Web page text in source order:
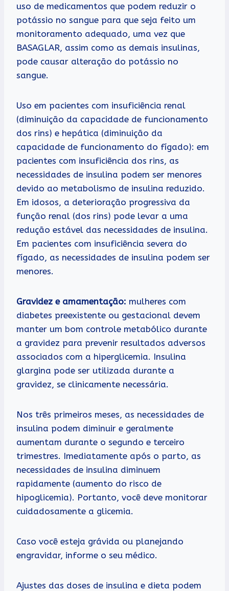
uso de medicamentos que podem reduzir o
potássio no sangue para que seja feito um
monitoramento adequado, uma vez que
BASAGLAR, assim como as demais insulinas,
pode causar alteração do potássio no
sangue.
Uso em pacientes com insuficiência renal
(diminuição da capacidade de funcionamento
dos rins) e hepática (diminuição da
capacidade de funcionamento do fígado): em
pacientes com insuficiência dos rins, as
necessidades de insulina podem ser menores
devido ao metabolismo de insulina reduzido.
Em idosos, a deterioração progressiva da
função renal (dos rins) pode levar a uma
redução estável das necessidades de insulina.
Em pacientes com insuficiência severa do
fígado, as necessidades de insulina podem ser
menores.
Gravidez e amamentação: mulheres com
diabetes preexistente ou gestacional devem
manter um bom controle metabólico durante
a gravidez para prevenir resultados adversos
associados com a hiperglicemia. Insulina
glargina pode ser utilizada durante a
gravidez, se clinicamente necessária.
Nos três primeiros meses, as necessidades de
insulina podem diminuir e geralmente
aumentam durante o segundo e terceiro
trimestres. Imediatamente após o parto, as
necessidades de insulina diminuem
rapidamente (aumento do risco de
hipoglicemia). Portanto, você deve monitorar
cuidadosamente a glicemia.
Caso você esteja grávida ou planejando
engravidar, informe o seu médico.
Ajustes das doses de insulina e dieta podem